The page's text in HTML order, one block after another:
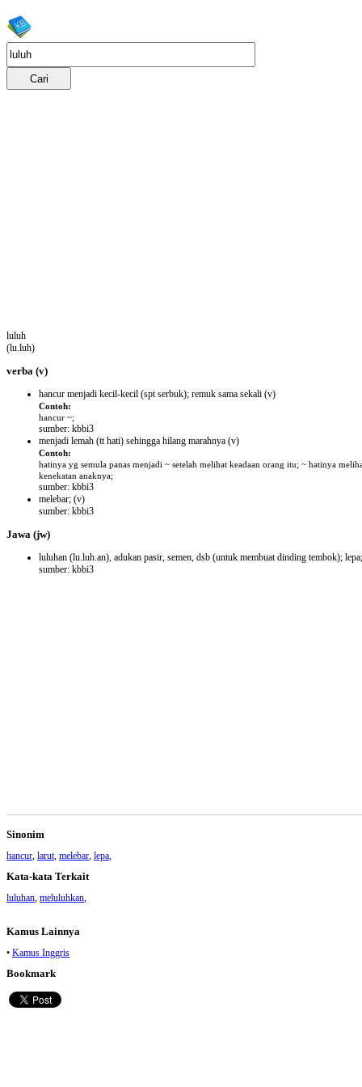
luluh
(lu.luh)
verba (v)
hancur menjadi kecil-kecil (spt serbuk); remuk sama sekali (v)
Contoh:
hancur ~;
sumber: kbbi3
menjadi lemah (tt hati) sehingga hilang marahnya (v)
Contoh:
hatinya yg semula panas menjadi ~ setelah melihat keadaan orang itu; ~ hatinya
kenekatan anaknya;
sumber: kbbi3
melebar; (v)
sumber: kbbi3
Jawa (jw)
luluhan (lu.luh.an), adukan pasir, semen, dsb (untuk membuat dinding tembok); lepa;
sumber: kbbi3
Sinonim
hancur larut melebar lepa
Kata-kata Terkait
luluhan, meluluhkan,
Kamus Lainnya
• Kamus Inggris
Bookmark